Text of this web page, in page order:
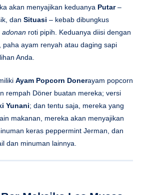
Yunani; dan tentu saja, mereka yang
makanan, mereka akan menyajikan
keras peppermint Jerman, dan
dan minuman lainnya.
Meksiko Las Musas
makanan Meksiko di festival